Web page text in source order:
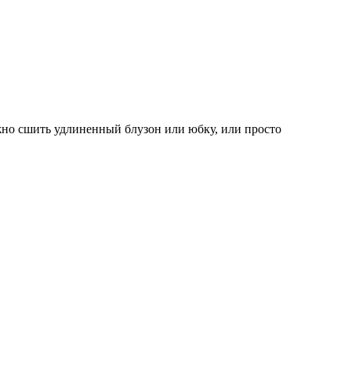
сшить удлиненный блузон или юбку, или просто